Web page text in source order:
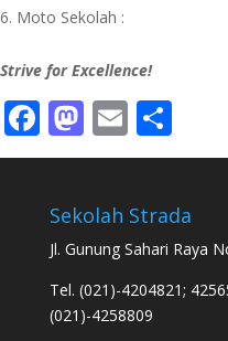
Moto Sekolah :
Strive for Excellence!
Facebook
Mastodon
Email
Sekolah Strada
Jl. Gunung Sahari Raya
Tel. (021)-4204821;
(021)-4258809